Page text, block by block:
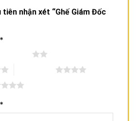
tiên nhận xét “Ghế Giám Đốc
*
*